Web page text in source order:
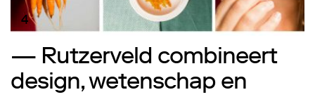
4
— Rutzerveld combineert
design, wetenschap en